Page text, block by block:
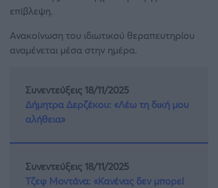
επίβλεψη.
Ανακοίνωση του ιδιωτικού θεραπευτηρίου
αναμένεται μέσα στην ημέρα.
Συνεντεύξεις 18/11/2025
Δήμητρα Δερζέκου: «Λέω τη δική μου
αλήθεια»
Συνεντεύξεις 18/11/2025
Τζεφ Μοντάνα: «Κανένας δεν μπορεί